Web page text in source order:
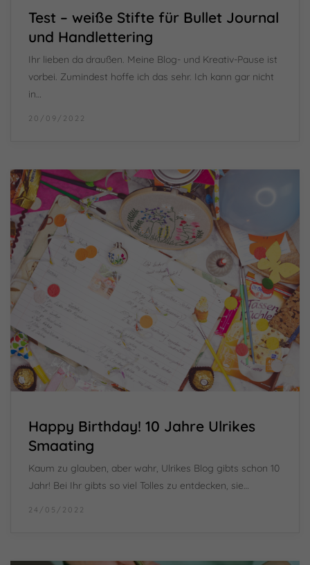
Test – weiße Stifte für Bullet Journal
und Handlettering
Ihr lieben da draußen. Meine Blog- und Kreativ-Pause ist
vorbei. Zumindest hoffe ich das sehr. Ich kann gar nicht
in…
20/09/2022
Happy Birthday! 10 Jahre Ulrikes
Smaating
Kaum zu glauben, aber wahr, Ulrikes Blog gibts schon 10
Jahr! Bei Ihr gibts so viel Tolles zu entdecken, sie…
24/05/2022